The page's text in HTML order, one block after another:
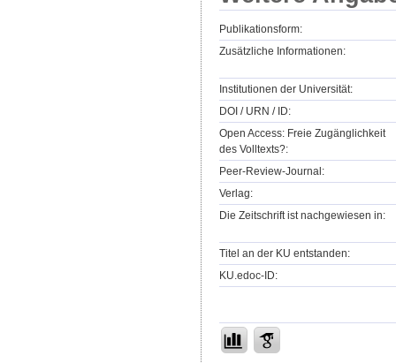
Publikationsform:
Zusätzliche Informationen:
Institutionen der Universität:
DOI / URN / ID:
Open Access: Freie Zugänglichkeit
des Volltexts?:
Peer-Review-Journal:
Verlag:
Die Zeitschrift ist nachgewiesen in:
Titel an der KU entstanden:
KU.edoc-ID: